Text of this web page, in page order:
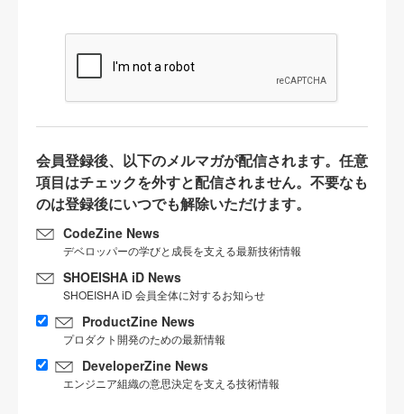
会員登録後、以下のメルマガが配信されます。任意
項目はチェックを外すと配信されません。不要なも
のは登録後にいつでも解除いただけます。
CodeZine News
デベロッパーの学びと成長を支える最新技術情報
SHOEISHA iD News
SHOEISHA iD 会員全体に対するお知らせ
ProductZine News
プロダクト開発のための最新情報
DeveloperZine News
エンジニア組織の意思決定を支える技術情報